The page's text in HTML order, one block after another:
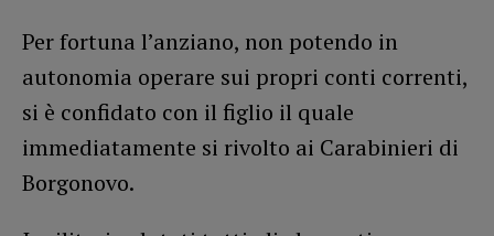
Per fortuna l’anziano, non potendo in
autonomia operare sui propri conti correnti,
si è confidato con il figlio il quale
immediatamente si rivolto ai Carabinieri di
Borgonovo.